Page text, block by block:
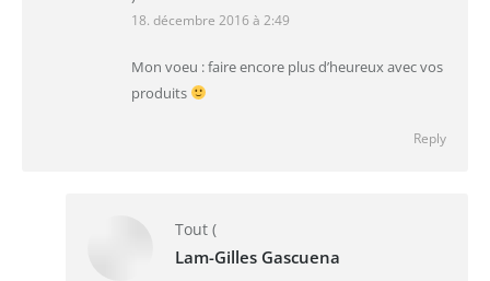
18. décembre 2016 à 2:49
Mon voeu : faire encore plus d’heureux avec vos
produits
Reply
Tout (
Lam-Gilles Gascuena